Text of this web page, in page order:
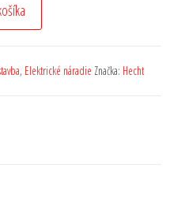
, Elektrické náradie Značka: Hecht